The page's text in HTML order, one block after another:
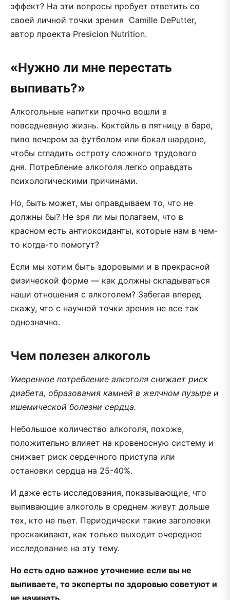
эффект? На эти вопросы пробует ответить со
своей личной точки зрения Camille DePutter,
автор проекта Presicion Nutrition.
«Нужно ли мне перестать
выпивать?»
Алкогольные напитки прочно вошли в
повседневную жизнь. Коктейль в пятницу в баре,
пиво вечером за футболом или бокал шардоне,
чтобы сгладить остроту сложного трудового
дня. Потребление алкоголя легко оправдать
психологическими причинами.
Но, быть может, мы оправдываем то, что не
должны бы? Не зря ли мы полагаем, что в
красном есть антиоксиданты, которые нам в чем-
то когда-то помогут?
Если мы хотим быть здоровыми и в прекрасной
физической форме — как должны складываться
наши отношения с алкоголем? Забегая вперед
скажу, что с научной точки зрения не все так
однозначно.
Чем полезен алкоголь
Умеренное потребление алкоголя снижает риск
диабета, образования камней в желчном пузыре и
ишемической болезни сердца.
Небольшое количество алкоголя, похоже,
положительно влияет на кровеносную систему и
снижает риск сердечного приступа или
остановки сердца на 25-40%.
И даже есть исследования, показывающие, что
выпивающие алкоголь в среднем живут дольше
тех, кто не пьет. Периодически такие заголовки
проскакивают, как только выходит очередное
исследование на эту тему.
Но есть одно важное уточнение если вы не
выпиваете, то эксперты по здоровью советуют и
не начинать.